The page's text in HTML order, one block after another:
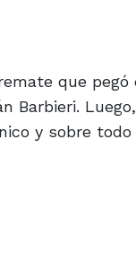
que pegó
Barbieri.
y sobre